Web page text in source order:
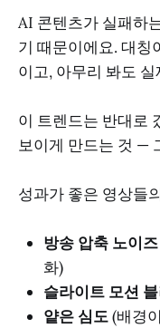
AI 콘텐츠가 실패하
기 때문이에요. 대칭
이고, 아무리 봐도
이 트렌드는 반대로
보이게 만드는 것 —
성과가 좋은 영상들
방송 압축 노이즈
화)
슬라이트 모션
얕은 심도(배경